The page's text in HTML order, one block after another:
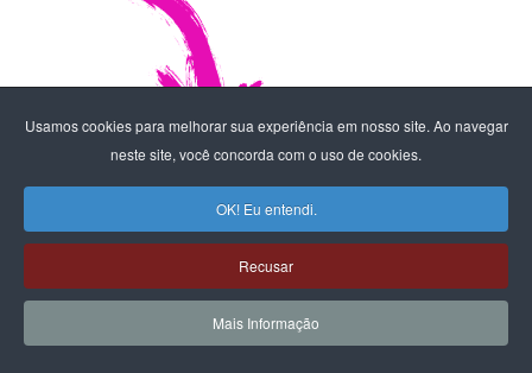
Usamos cookies para melhorar sua experiência em nosso site. Ao navegar
neste site, você concorda com o uso de cookies.
OK! Eu entendi.
Recusar
Mais Informação
ENFRAQUECE A DEMOCRACIA - LEIA O E-BOOK